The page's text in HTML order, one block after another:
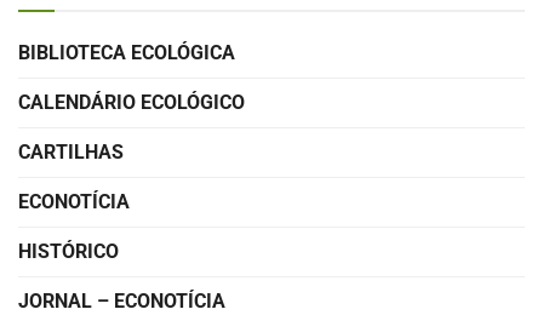
BIBLIOTECA ECOLÓGICA
CALENDÁRIO ECOLÓGICO
CARTILHAS
ECONOTÍCIA
HISTÓRICO
JORNAL – ECONOTÍCIA